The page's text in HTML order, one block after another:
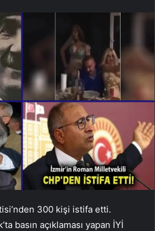
300 kişi istifa etti.
basın açıklaması yapan İYİ